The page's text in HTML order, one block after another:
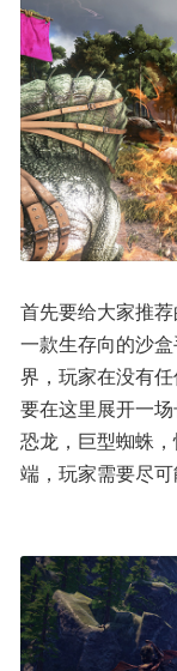
首先要给大家推
一款生存向的沙
界，玩家在没有
要在这里展开一
恐龙，巨型蜘蛛
端，玩家需要尽